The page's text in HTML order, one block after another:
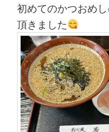
初めてのかつおめし
頂きました